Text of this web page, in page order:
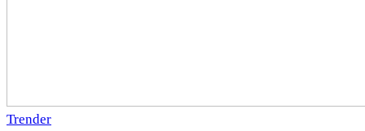
Trender